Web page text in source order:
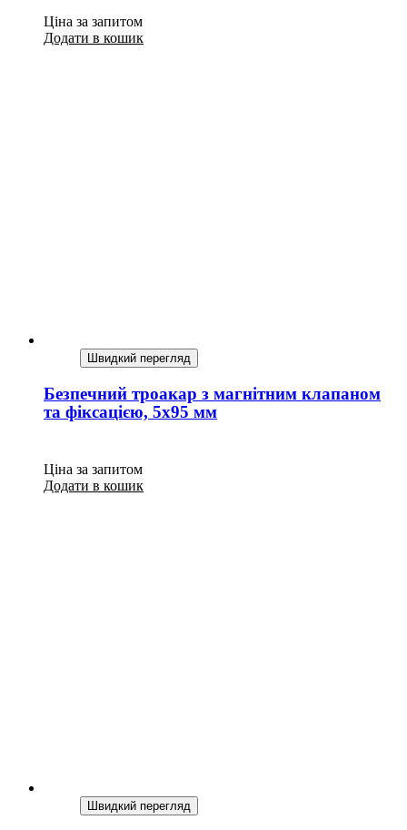
Ціна за запитом
Додати в кошик
Швидкий перегляд
Безпечний троакар з магнітним клапаном
та фіксацією, 5х95 мм
Ціна за запитом
Додати в кошик
Швидкий перегляд